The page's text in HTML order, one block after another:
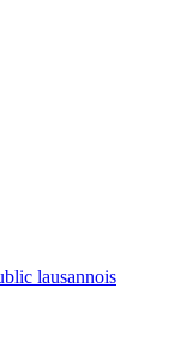
lausannois